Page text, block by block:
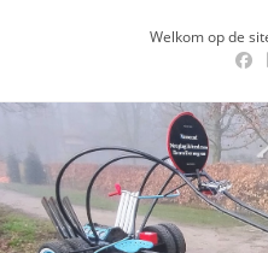
Welkom op de